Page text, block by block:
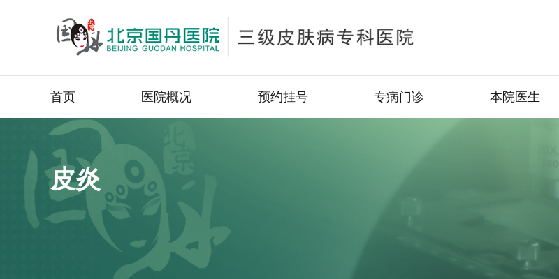
首页 医院概况 预约挂号 专病门诊 本院医生
皮炎